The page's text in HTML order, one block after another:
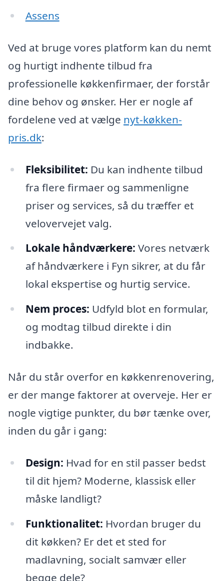
Assens
Ved at bruge vores platform kan du nemt
og hurtigt indhente tilbud fra
professionelle køkkenfirmaer, der forstår
dine behov og ønsker. Her er nogle af
fordelene ved at vælge nyt-køkken-
pris.dk:
Fleksibilitet: Du kan indhente tilbud
fra flere firmaer og sammenligne
priser og services, så du træffer et
velovervejet valg.
Lokale håndværkere: Vores netværk
af håndværkere i Fyn sikrer, at du får
lokal ekspertise og hurtig service.
Nem proces: Udfyld blot en formular,
og modtag tilbud direkte i din
indbakke.
Når du står overfor en køkkenrenovering,
er der mange faktorer at overveje. Her er
nogle vigtige punkter, du bør tænke over,
inden du går i gang:
Design: Hvad for en stil passer bedst
til dit hjem? Moderne, klassisk eller
måske landligt?
Funktionalitet: Hvordan bruger du
dit køkken? Er det et sted for
madlavning, socialt samvær eller
begge dele?